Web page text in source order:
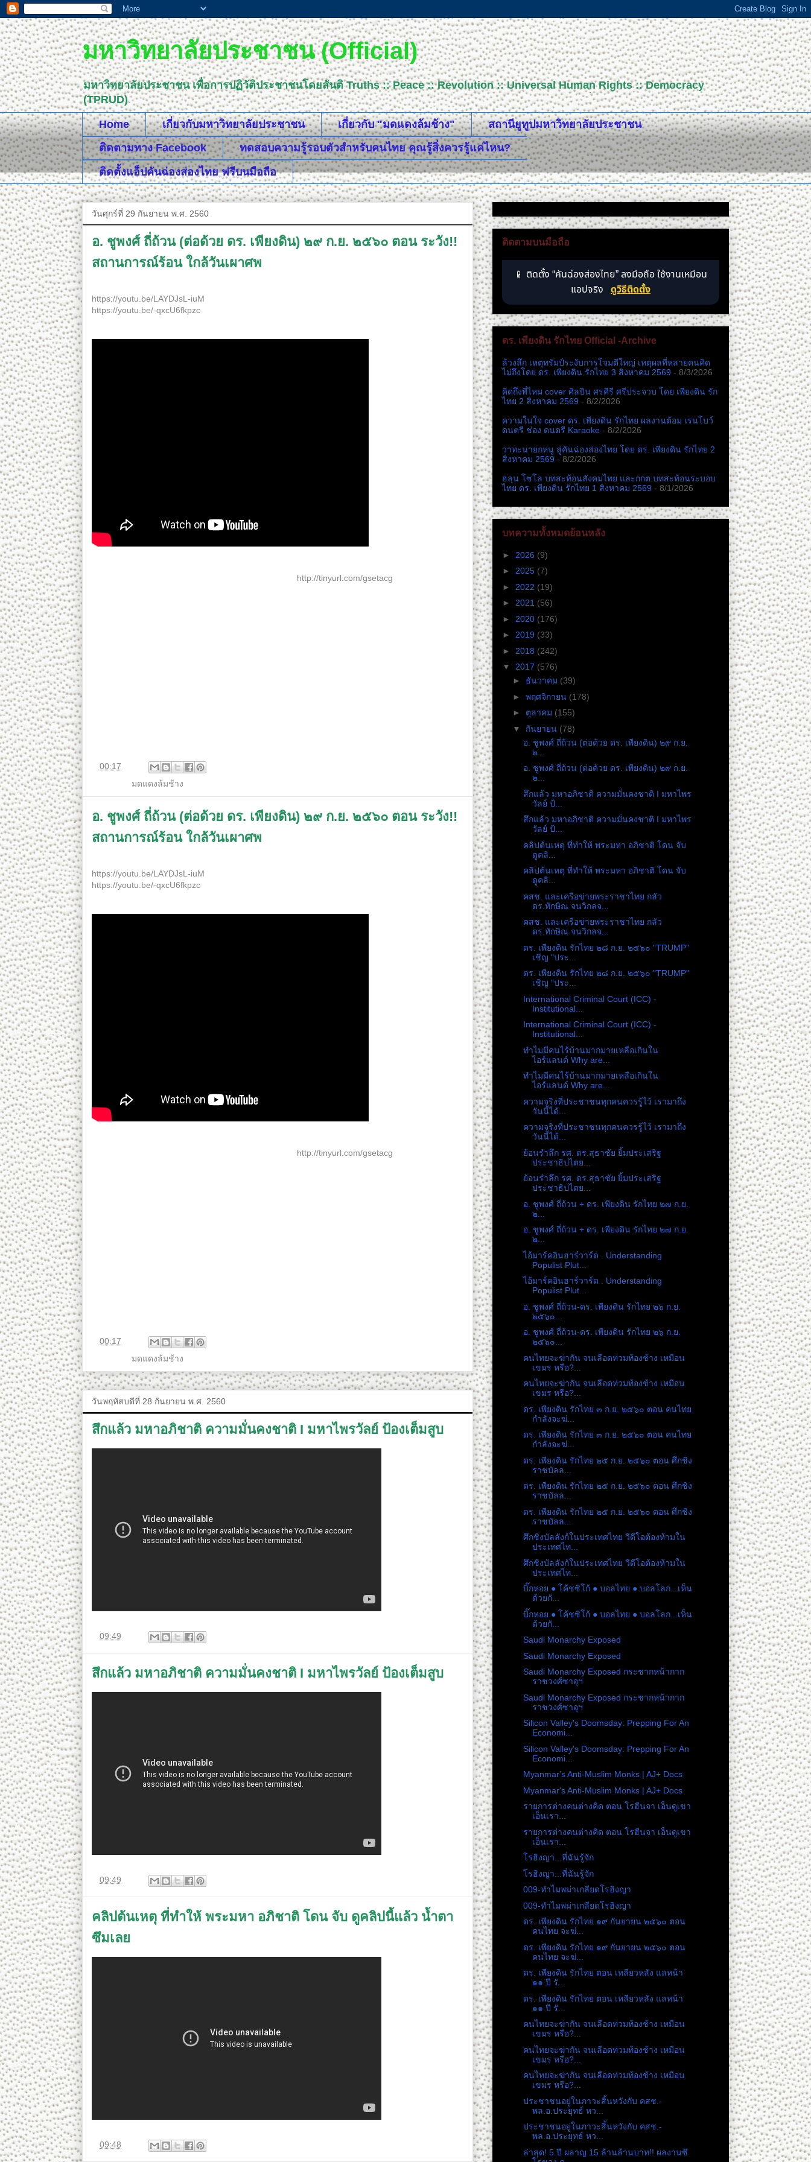
มหาวิทยาลัยประชาชน (Official)
มหาวิทยาลัยประชาชน เพื่อการปฏิวัติประชาชนโดยสันติ Truths :: Peace :: Revolution :: Universal Human Rights :: Democracy
(TPRUD)
Home เกี่ยวกับมหาวิทยาลัยประชาชน เกี่ยวกับ "มดแดงล้มช้าง"
สถานียูทูปมหาวิทยาลัยประชาชน
ติดตามทาง Facebook
ทดสอบความรู้รอบตัวสำหรับคนไทย คุณรู้สิ่งควรรู้แค่ไหน?
ติดตั้งแอ็ปคันฉ่องส่องไทย ฟรีบนมือถือ
วันศุกร์ที่ 29 กันยายน พ.ศ. 2560
อ. ชูพงศ์ ถี่ถ้วน (ต่อด้วย ดร. เพียงดิน) ๒๙ ก.ย. ๒๕๖๐ ตอน ระวัง!!
สถานการณ์ร้อน ใกล้วันเผาศพ
https://youtu.be/LAYDJsL-iuM
https://youtu.be/-qxcU6fkpzc
http://tinyurl.com/gsetacg
00:17
มดแดงล้มช้าง
อ. ชูพงศ์ ถี่ถ้วน (ต่อด้วย ดร. เพียงดิน) ๒๙ ก.ย. ๒๕๖๐ ตอน ระวัง!!
สถานการณ์ร้อน ใกล้วันเผาศพ
https://youtu.be/LAYDJsL-iuM
https://youtu.be/-qxcU6fkpzc
http://tinyurl.com/gsetacg
00:17
มดแดงล้มช้าง
วันพฤหัสบดีที่ 28 กันยายน พ.ศ. 2560
สึกแล้ว มหาอภิชาติ ความมั่นคงชาติ I มหาไพรวัลย์ ป้องเต็มสูบ
09:49
สึกแล้ว มหาอภิชาติ ความมั่นคงชาติ I มหาไพรวัลย์ ป้องเต็มสูบ
09:49
คลิปต้นเหตุ ที่ทำให้ พระมหา อภิชาติ โดน จับ ดูคลิปนี้แล้ว น้ำตา
ซึมเลย
09:48
ติดตามบนมือถือ
📱 ติดตั้ง “คันฉ่องส่องไทย” ลงมือถือ ใช้งานเหมือน
แอปจริง ดูวิธีติดตั้ง
ดร. เพียงดิน รักไทย Official -Archive
ล้วงลึก เหตุทรัมป์ระงับการโจมตีใหญ่ เหตุผลที่หลายคนคิด
ไม่ถึงโดย ดร. เพียงดิน รักไทย 3 สิงหาคม 2569 - 8/3/2026
คิดถึงพี่ไหม cover ศิลปิน ศรคีรี ศรีประจวบ โดย เพียงดิน รัก
ไทย 2 สิงหาคม 2569 - 8/2/2026
ความในใจ cover ดร. เพียงดิน รักไทย ผลงานต้อม เรนโบว์
ดนตรี ช่อง ดนตรี Karaoke - 8/2/2026
วาทะนายกหนู สู่คันฉ่องส่องไทย โดย ดร. เพียงดิน รักไทย 2
สิงหาคม 2569 - 8/2/2026
ฮลุน โซโล บทสะท้อนสังคมไทย และกกต.​บทสะท้อนระบอบ
ไทย ดร. เพียงดิน รักไทย 1 สิงหาคม 2569 - 8/1/2026
บทความทั้งหมดย้อนหลัง
► 2026 (9)
► 2025 (7)
► 2022 (19)
► 2021 (56)
► 2020 (176)
► 2019 (33)
► 2018 (242)
▼ 2017 (576)
► ธันวาคม (39)
► พฤศจิกายน (178)
► ตุลาคม (155)
▼ กันยายน (78)
อ. ชูพงศ์ ถี่ถ้วน (ต่อด้วย ดร. เพียงดิน) ๒๙ ก.ย.
๒...
อ. ชูพงศ์ ถี่ถ้วน (ต่อด้วย ดร. เพียงดิน) ๒๙ ก.ย.
๒...
สึกแล้ว มหาอภิชาติ ความมั่นคงชาติ I มหาไพร
วัลย์ ป้...
สึกแล้ว มหาอภิชาติ ความมั่นคงชาติ I มหาไพร
วัลย์ ป้...
คลิปต้นเหตุ ที่ทำให้ พระมหา อภิชาติ โดน จับ
ดูคลิ...
คลิปต้นเหตุ ที่ทำให้ พระมหา อภิชาติ โดน จับ
ดูคลิ...
คสช. และเครือข่ายพระราชาไทย กลัว
ดร.ทักษิณ จนวิกลจ...
คสช. และเครือข่ายพระราชาไทย กลัว
ดร.ทักษิณ จนวิกลจ...
ดร. เพียงดิน รักไทย ๒๘ ก.ย. ๒๕๖๐ "TRUMP"
เชิญ "ประ...
ดร. เพียงดิน รักไทย ๒๘ ก.ย. ๒๕๖๐ "TRUMP"
เชิญ "ประ...
International Criminal Court (ICC) -
Institutional...
International Criminal Court (ICC) -
Institutional...
ทำไมมีคนไร้บ้านมากมายเหลือเกินใน
ไอร์แลนด์ Why are...
ทำไมมีคนไร้บ้านมากมายเหลือเกินใน
ไอร์แลนด์ Why are...
ความจริงที่ประชาชนทุกคนควรรู้ไว้ เรามาถึง
วันนี้ได้...
ความจริงที่ประชาชนทุกคนควรรู้ไว้ เรามาถึง
วันนี้ได้...
ย้อนรำลึก รศ. ดร.​สุธาชัย ยิ้มประเสริฐ
ประชาธิปไตย...
ย้อนรำลึก รศ. ดร.​สุธาชัย ยิ้มประเสริฐ
ประชาธิปไตย...
อ. ชูพงศ์ ถี่ถ้วน + ดร.​ เพียงดิน รักไทย ๒๗ ก.ย.​
๒...
อ. ชูพงศ์ ถี่ถ้วน + ดร.​ เพียงดิน รักไทย ๒๗ ก.ย.​
๒...
ไอ้มาร์คอินฮาร์วาร์ด . Understanding
Populist Plut...
ไอ้มาร์คอินฮาร์วาร์ด . Understanding
Populist Plut...
อ. ชูพงศ์ ถี่ถ้วน-ดร. เพียงดิน รักไทย ๒๖ ก.ย.
๒๕๖๐...
อ. ชูพงศ์ ถี่ถ้วน-ดร. เพียงดิน รักไทย ๒๖ ก.ย.
๒๕๖๐...
คนไทยจะฆ่ากัน จนเลือดท่วมท้องช้าง เหมือน
เขมร หรือ?...
คนไทยจะฆ่ากัน จนเลือดท่วมท้องช้าง เหมือน
เขมร หรือ?...
ดร. เพียงดิน รักไทย ๓ ก.ย. ๒๕๖๐ ตอน คนไทย
กำลังจะฆ่...
ดร. เพียงดิน รักไทย ๓ ก.ย. ๒๕๖๐ ตอน คนไทย
กำลังจะฆ่...
ดร. เพียงดิน รักไทย ๒๕ ก.ย. ๒๕๖๐ ตอน ศึกชิง
ราชบัลล...
ดร. เพียงดิน รักไทย ๒๕ ก.ย. ๒๕๖๐ ตอน ศึกชิง
ราชบัลล...
ดร. เพียงดิน รักไทย ๒๕ ก.ย. ๒๕๖๐ ตอน ศึกชิง
ราชบัลล...
ศึกชิงบัลลังก์ในประเทศไทย วีดีโอต้องห้ามใน
ประเทศไท...
ศึกชิงบัลลังก์ในประเทศไทย วีดีโอต้องห้ามใน
ประเทศไท...
บิ๊กหอย ● โค้ชซิโก้ ● บอลไทย ● บอลโลก...เห็น
ด้วยกั...
บิ๊กหอย ● โค้ชซิโก้ ● บอลไทย ● บอลโลก...เห็น
ด้วยกั...
Saudi Monarchy Exposed
Saudi Monarchy Exposed
Saudi Monarchy Exposed กระชากหน้ากาก
ราชวงศ์ซาอุฯ
Saudi Monarchy Exposed กระชากหน้ากาก
ราชวงศ์ซาอุฯ
Silicon Valley's Doomsday: Prepping For An
Economi...
Silicon Valley's Doomsday: Prepping For An
Economi...
Myanmar's Anti-Muslim Monks | AJ+ Docs
Myanmar's Anti-Muslim Monks | AJ+ Docs
รายการต่างคนต่างคิด ตอน โรฮีนจา เอ็นดูเขา
เอ็นเรา...
รายการต่างคนต่างคิด ตอน โรฮีนจา เอ็นดูเขา
เอ็นเรา...
โรฮิงญา...ที่ฉันรู้จัก
โรฮิงญา...ที่ฉันรู้จัก
009-ทำไมพม่าเกลียดโรฮิงญา
009-ทำไมพม่าเกลียดโรฮิงญา
ดร. เพียงดิน รักไทย ๑๙ กันยายน ๒๕๖๐ ตอน
คนไทย จะฆ่...
ดร. เพียงดิน รักไทย ๑๙ กันยายน ๒๕๖๐ ตอน
คนไทย จะฆ่...
ดร. เพียงดิน รักไทย ตอน เหลียวหลัง แลหน้า
๑๑ ปี รั...
ดร. เพียงดิน รักไทย ตอน เหลียวหลัง แลหน้า
๑๑ ปี รั...
คนไทยจะฆ่ากัน จนเลือดท่วมท้องช้าง เหมือน
เขมร หรือ?...
คนไทยจะฆ่ากัน จนเลือดท่วมท้องช้าง เหมือน
เขมร หรือ?...
คนไทยจะฆ่ากัน จนเลือดท่วมท้องช้าง เหมือน
เขมร หรือ?...
ประชาชนอยู่ในภาวะสิ้นหวังกับ คสช.-
พล.อ.ประยุทธ์ หว...
ประชาชนอยู่ในภาวะสิ้นหวังกับ คสช.-
พล.อ.ประยุทธ์ หว...
ล่าสุด! 5 ปี ผลาญ 15 ล้านล้านบาท!! ผลงานซี